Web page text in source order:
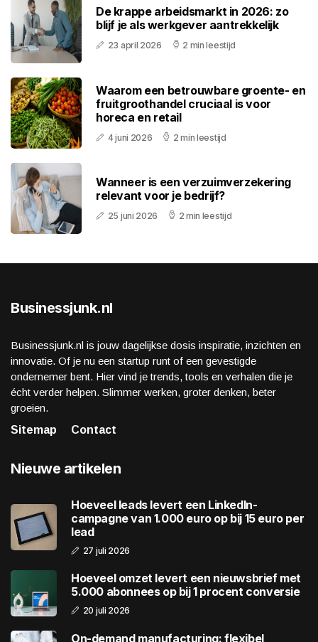
De krappe arbeidsmarkt in 2026: zo
blijf je als werkgever aantrekkelijk
23 april 2026 2 min leestijd
Waarom een betrouwbare groente- en
fruitgroothandel cruciaal is voor
horeca en retail
4 juni 2026 2 min leestijd
Wanneer is een verzuimverzekering
relevant voor je bedrijf?
25 juni 2026 2 min leestijd
Businessjunk.nl
Businessjunk.nl is jouw dagelijkse dosis inspiratie, inzichten en
innovatie. Of je nu een startup runt of een gevestigde
ondernemer bent. Hier vind je trends, tools en verhalen die je
écht verder helpen. Slimmer werken, groter denken, beter
groeien.
Sitemap
Contact
Nieuwe artikelen
Hoeveel leads levert een LinkedIn-
campagne van 1.000 euro op bij 15 euro per
lead
27 juli 2026
Hoeveel omzet levert een nieuwsbrief met
5.000 abonnees op bij 1 procent conversie
20 juli 2026
On-demand manufacturing: flexibel